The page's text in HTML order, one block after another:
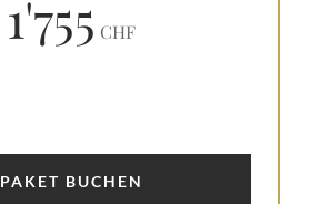
1'755 CHF
PAKET BUCHEN